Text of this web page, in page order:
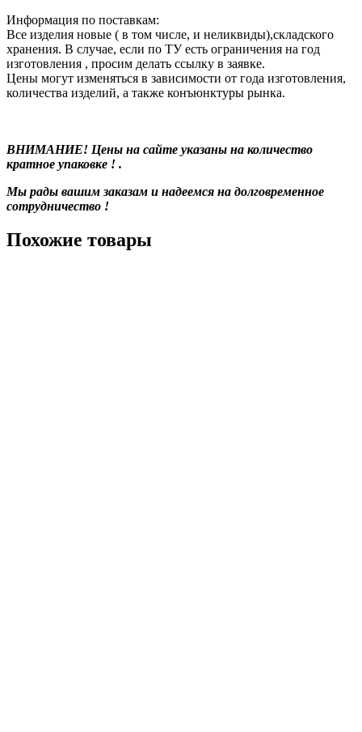
Информация по поставкам:
Все изделия новые ( в том числе, и неликвиды),складского
хранения. В случае, если по ТУ есть ограничения на год
изготовления , просим делать ссылку в заявке.
Цены могут изменяться в зависимости от года изготовления,
количества изделий, а также конъюнктуры рынка.
ВНИМАНИЕ! Цены на сайте указаны на количество
кратное упаковке ! .
Мы рады вашим заказам и надеемся на долговременное
сотрудничество !
Похожие товары